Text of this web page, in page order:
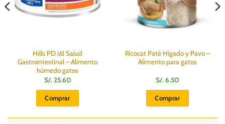
Hills PD i/d Salud
Gastrointestinal – Alimento
húmedo gatos
S/.25.60
Comprar
Ricocat Paté Hígado y Pavo –
Alimento para gatos
S/.6.50
Comprar